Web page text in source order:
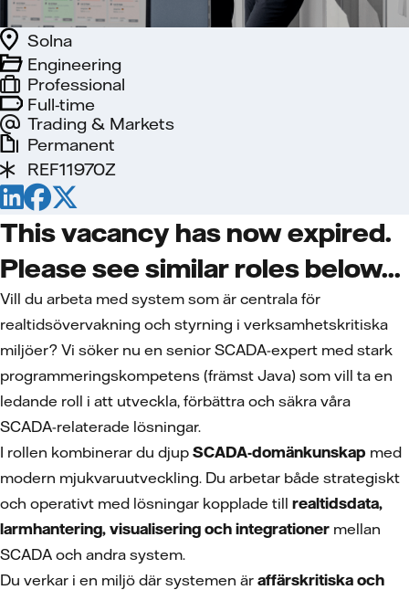
Full-time
Trading & Markets
Engineering
Solna
Professional
Permanent
REF11970Z
This vacancy has now expired.
Please see similar roles below...
Vill du arbeta med system som är centrala för
realtidsövervakning och styrning i verksamhetskritiska
miljöer? Vi söker nu en senior SCADA-expert med stark
programmeringskompetens (främst Java) som vill ta en
ledande roll i att utveckla, förbättra och säkra våra
SCADA-relaterade lösningar.
I rollen kombinerar du djup SCADA-domänkunskap med
modern mjukvaruutveckling. Du arbetar både strategiskt
och operativt med lösningar kopplade till realtidsdata,
larmhantering, visualisering och integrationer mellan
SCADA och andra system.
Du verkar i en miljö där systemen är affärskritiska och